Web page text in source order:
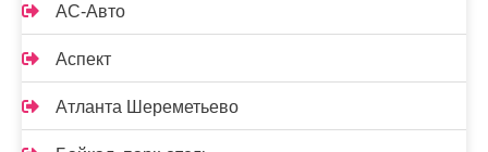
АС-Авто
Аспект
Атланта Шереметьево